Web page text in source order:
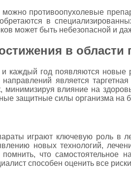
можно противоопухолевые
в
может быть небезопасной и
в области
каждый год появляются новые
является
минимизируя влияние на
защитные силы организма на
играют ключевую роль в
новых технологий,
что самостоятельное
способен оценить все